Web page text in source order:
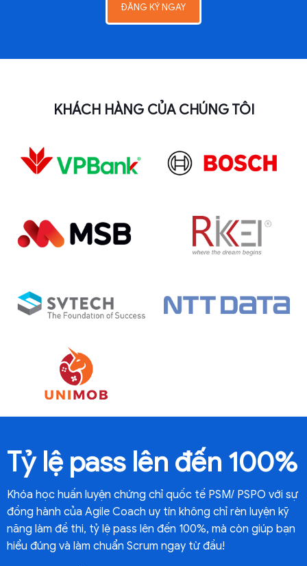
ĐĂNG KÝ NGAY
KHÁCH HÀNG CỦA CHÚNG TÔI
Tỷ lệ pass lên đến 100%
Khóa học huấn luyện chứng chỉ quốc tế PSM/ PSPO với sự
đồng hành của Agile Coach uy tín không chỉ rèn luyện kỹ
năng làm đề thi, tỷ lệ pass lên đến 100%, mà còn giúp bạn
hiểu đúng và làm chuẩn Scrum ngay từ đầu!